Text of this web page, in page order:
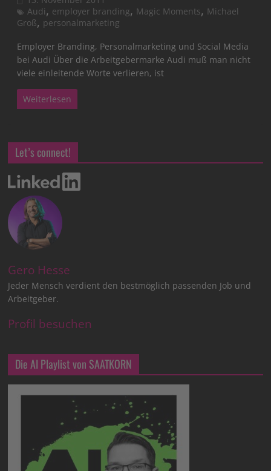
Audi, employer branding, Magic Moments, Michael
Groß, personalmarketing
Employer Branding, Personalmarketing und Social Media
bei Audi Über die Arbeitgebermarke Audi muß man nicht
viele einleitende Worte verlieren, ist
Weiterlesen
Let’s connect!
Gero Hesse
Jeder Mensch verdient den bestmöglich passenden Job und
Arbeitgeber.
Profil besuchen
Die AI Playlist von SAATKORN